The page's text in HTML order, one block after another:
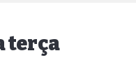
terça